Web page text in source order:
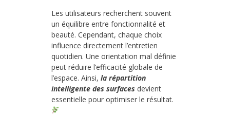
Les utilisateurs recherchent souvent
un équilibre entre fonctionnalité et
beauté. Cependant, chaque choix
influence directement l’entretien
quotidien. Une orientation mal définie
peut réduire l’efficacité globale de
l’espace. Ainsi, la répartition
intelligente des surfaces devient
essentielle pour optimiser le résultat.